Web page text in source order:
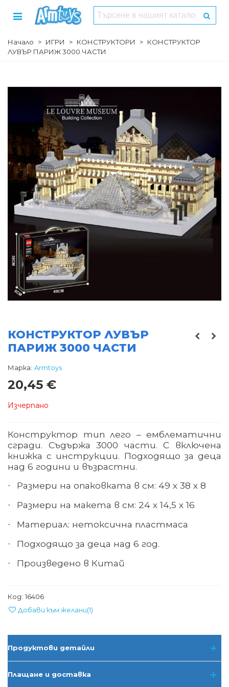
Начало > ИГРИ > КОНСТРУКТОРИ > КОНСТРУКТОР
ЛУВЪР ПАРИЖ 3000 ЧАСТИ
КОНСТРУКТОР ЛУВЪР
ПАРИЖ 3000 ЧАСТИ
Марка: Armtoys
20,45 €
Изчерпано
Конструктор тип лего – емблематични
сгради. Съдържа 3000 части. С включена
книжка с инструкции. Подходящо за деца
над 6 години и възрастни.
· Размери на опаковката в см: 49 х 38 х 8
· Размери на макета в см: 24 х 14,5 х 16
· Материал: нетоксична пластмаса
· Подходящо за деца над 6 год.
· Произведено в Китай
Код: 16406
Добави към желани(1)
Продуктови детайли
Плащане и доставка